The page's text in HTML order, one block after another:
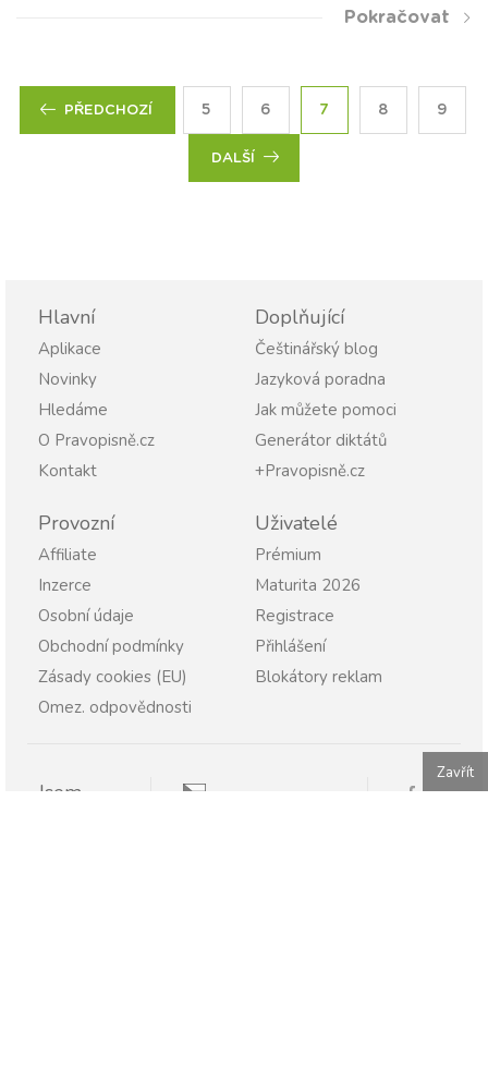
Pokračovat
PŘEDCHOZÍ 5 6 7 8 9
DALŠÍ
Hlavní
Aplikace
Novinky
Hledáme
O Pravopisně.cz
Kontakt
Doplňující
Češtinářský blog
Jazyková poradna
Jak můžete pomoci
Generátor diktátů
+Pravopisně.cz
Provozní
Affiliate
Inzerce
Osobní údaje
Obchodní podmínky
Zásady cookies (EU)
Omez. odpovědnosti
Uživatelé
Prémium
Maturita 2026
Registrace
Přihlášení
Blokátory reklam
Jsem
Zavřít